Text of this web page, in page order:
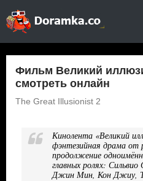
Фильм Великий
смотреть онлайн
The Great Illusionist 2
Кинолента «Великий
фэнтезийная драма от
продолжение
главных ролях:
Джин Мин, Кон Джиу,